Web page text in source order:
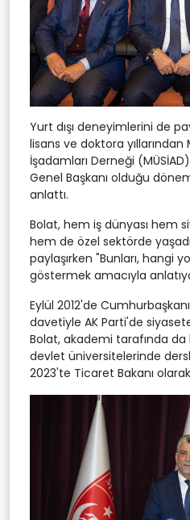
Yurt dışı deneyimlerini de
lisans ve doktora
İşadamları Derneği
Genel Başkanı olduğu
anlattı.
Bolat, hem iş dünyası hem
hem de özel sektörde
paylaşırken "Bunları, hangi
göstermek amacıyla
Eylül 2012'de
davetiyle AK Parti'de
Bolat, akademi tarafında
devlet üniversitelerinde
2023'te Ticaret Bakanı